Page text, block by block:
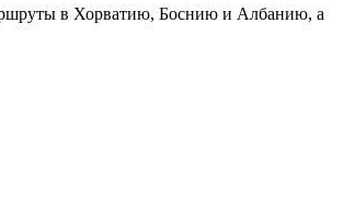
в Хорватию, Боснию и Албанию, а